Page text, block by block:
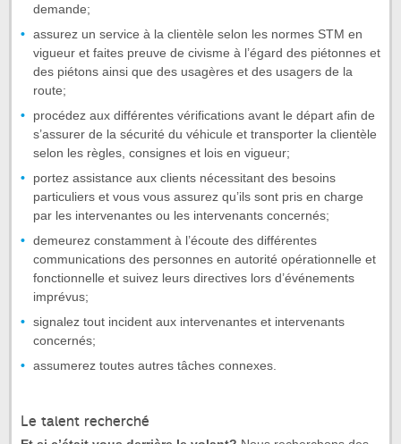
demande;
assurez un service à la clientèle selon les normes STM en
vigueur et faites preuve de civisme à l’égard des piétonnes et
des piétons ainsi que des usagères et des usagers de la
route;
procédez aux différentes vérifications avant le départ afin de
s’assurer de la sécurité du véhicule et transporter la clientèle
selon les règles, consignes et lois en vigueur;
portez assistance aux clients nécessitant des besoins
particuliers et vous vous assurez qu’ils sont pris en charge
par les intervenantes ou les intervenants concernés;
demeurez constamment à l’écoute des différentes
communications des personnes en autorité opérationnelle et
fonctionnelle et suivez leurs directives lors d’événements
imprévus;
signalez tout incident aux intervenantes et intervenants
concernés;
assumerez toutes autres tâches connexes.
Le talent recherché